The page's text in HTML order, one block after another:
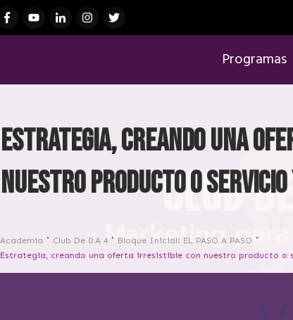
Programas
Estrategia, creando una
nuestro producto o
Academia Club De 0 A 4
Bloque Inicial: EL PASO A PASO